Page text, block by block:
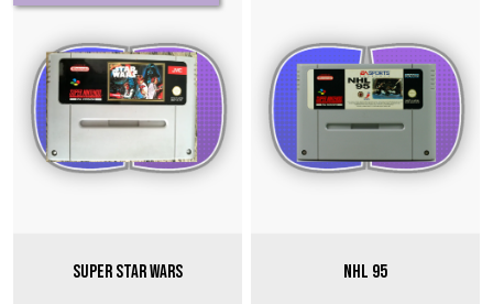
Super Star Wars NHL 95